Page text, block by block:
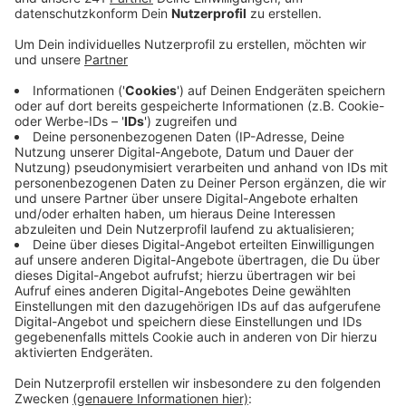
Krebs helfen könnte.
Veröffentlicht:Donnerstag, 24.10.2024 06:39
Anzeige
Konkret haben die Bonner Forscher die KI dafür mit
Informationen über 70.000 Molekül-Protein-Paaren
gefüttert. Sie erstellt dann chemische Verbindungen,
die an mehrere Orten im Körper gleichzeitig wirken
können, sich an verschiedene Proteine binden und sie
so beeinflussen können, die Enzymbildung hemmen
können. Und die KI funktioniert, heißt es vom ukb. Oft
würde das Programm chemische Strukturen
vorschlagen, auf die Menschen gar nicht kommen
würden. Gerade die seien aber oft